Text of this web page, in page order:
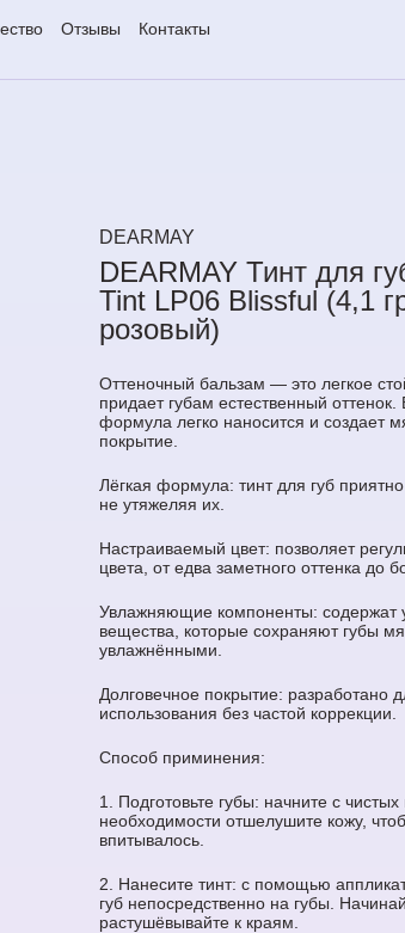
Отзывы Контакты
DEARMAY
DEARMAY Тинт для
Tint LP06 Blissful (4,1
розовый)
Оттеночный бальзам — это легкое
придает губам естественный
формула легко наносится и создает
покрытие.
Лёгкая формула: тинт для губ
не утяжеляя их.
Настраиваемый цвет: позволяет
цвета, от едва заметного оттенка до
Увлажняющие компоненты:
вещества, которые сохраняют губы
увлажнёнными.
Долговечное покрытие: разработано
использования без частой коррекции.
Способ приминения:
1. Подготовьте губы: начните с
необходимости отшелушите кожу,
впитывалось.
2. Нанесите тинт: с помощью
губ непосредственно на губы.
растушёвывайте к краям.